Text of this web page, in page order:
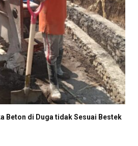
Beton di Duga tidak Sesuai Bestek